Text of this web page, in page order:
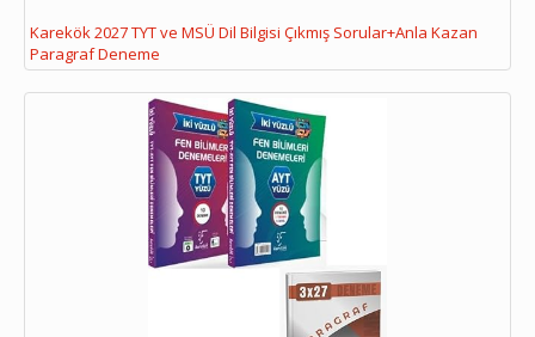
Karekök 2027 TYT ve MSÜ Dil Bilgisi Çıkmış Sorular+Anla Kazan
Paragraf Deneme